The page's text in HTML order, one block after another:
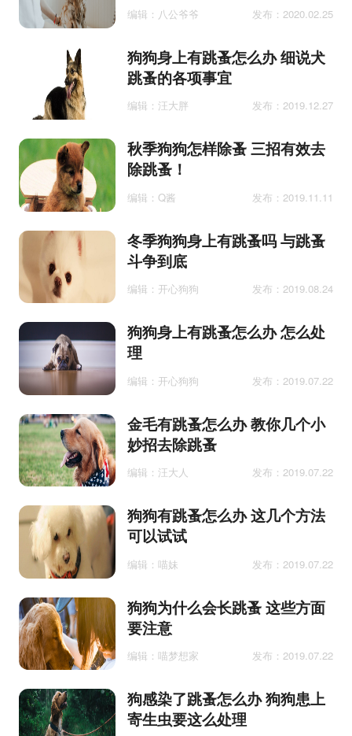
编辑：八公爷爷 发布：2020.02.25
狗狗身上有跳蚤怎么办 细说犬
跳蚤的各项事宜
编辑：汪大胖 发布：2019.12.27
秋季狗狗怎样除蚤 三招有效去
除跳蚤！
编辑：Q酱 发布：2019.11.11
冬季狗狗身上有跳蚤吗 与跳蚤
斗争到底
编辑：开心狗狗 发布：2019.08.24
狗狗身上有跳蚤怎么办 怎么处
理
编辑：开心狗狗 发布：2019.07.22
金毛有跳蚤怎么办 教你几个小
妙招去除跳蚤
编辑：汪大人 发布：2019.07.22
狗狗有跳蚤怎么办 这几个方法
可以试试
编辑：喵妹 发布：2019.07.22
狗狗为什么会长跳蚤 这些方面
要注意
编辑：喵梦想家 发布：2019.07.22
狗感染了跳蚤怎么办 狗狗患上
寄生虫要这么处理